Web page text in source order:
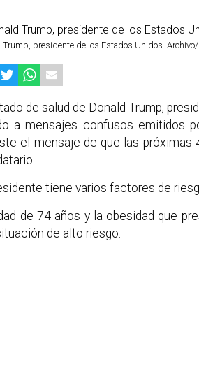
Trump, presidente de los Estados Unidos. Archivo/
de salud de Donald Trump,
a mensajes confusos emitidos
el mensaje de que las próximas
tiene varios factores de
de 74 años y la obesidad que
de alto riesgo.